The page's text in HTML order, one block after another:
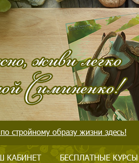
стройному образу жизни здесь!
КАБИНЕТ БЕСПЛАТНЫЕ КУРСЫ